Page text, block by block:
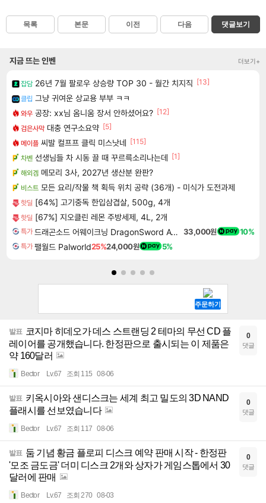
목록 본문 이전 다음 댓글보기
지금 뜨는 인벤 더보기+
잡담 26년 7월 팔로우 상승량 TOP 30 - 월간 치지직 [13]
클립 그냥 귀여운 상교용 부부 ㅋㅋ
와우 공장: xx님 옴니움 장서 안하셨어요? [12]
검은사막 대충 연구소요약 [5]
메이플 씨발 컬프프 클릭 미스낫네 [115]
차벤 선생님들 차 시동 끌 때 꾸르륵소리나는데 [1]
해외겜 메모리 3사, 2027년 생산분 완판?
비스트 모든 요리/작물 책 획득 위치 공략 (36개) - 미식가 도전과제
핫딜 [64%] 고기중독 한입삼겹살, 500g, 4개
핫딜 [67%] 지오클린 레몬 주방세제, 4L, 2개
특가 드래곤소드 어웨이크닝 DragonSword Awakening 33,000원 10%
특가 팰월드 Palworld25%24,000원 5%
발표 코지마 히데오가 데스 스트랜딩 2 테마의 무선 CD 플
레이어를 공개했습니다. 한정판으로 출시되는 이 제품은
약 160달러
Bector Lv.67 조회 115 08-06
0
댓글
발표 키옥시아와 샌디스크는 세계 최고 밀도의 3D NAND
플래시를 선보였습니다
Bector Lv.67 조회 117 08-06
0
댓글
발표 둠 기념 황금 플로피 디스크 예약 판매 시작 - 한정판
'모조 금도금' 더미 디스크 2개와 상자가 게임스톱에서 30
달러에 판매
Bector Lv.67 조회 270 08-03
0
댓글